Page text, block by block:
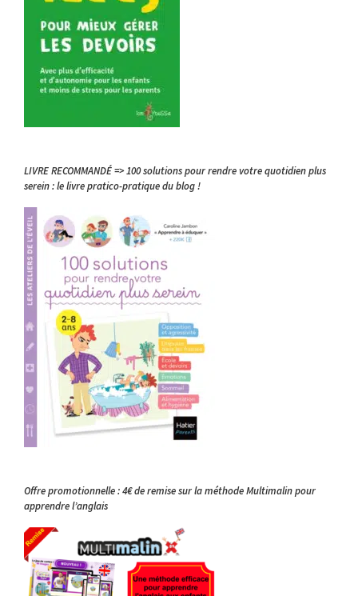
LIVRE RECOMMANDÉ => 100 solutions pour rendre votre quotidien plus
serein : le livre pratico-pratique du blog !
Offre promotionnelle : 4€ de remise sur la méthode Multimalin pour
apprendre l’anglais